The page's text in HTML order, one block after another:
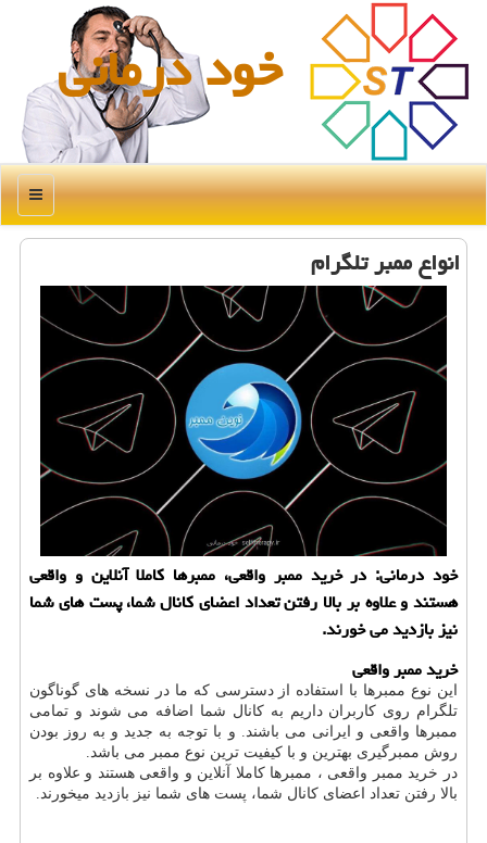
خود درمانی
منو
انواع ممبر تلگرام
خود درمانی: در خرید ممبر واقعی، ممبرها كاملا آنلاین و واقعی
هستند و علاوه بر بالا رفتن تعداد اعضای كانال شما، پست های شما
نیز بازدید می خورند.
خرید ممبر واقعی
این نوع ممبرها با استفاده از دسترسی که ما در نسخه های گوناگون
تلگرام روی کاربران داریم به کانال شما اضافه می شوند و تمامی
ممبرها واقعی و ایرانی می باشند. و با توجه به جدید و به روز بودن
روش ممبرگیری بهترین و با کیفیت ترین نوع ممبر می باشد.
در خرید ممبر واقعی ، ممبرها کاملا آنلاین و واقعی هستند و علاوه بر
بالا رفتن تعداد اعضای کانال شما، پست های شما نیز بازدید میخورند.